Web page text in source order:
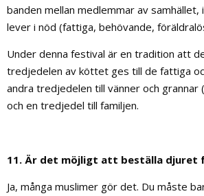
banden mellan medlemmar av samhället,
lever i nöd (fattiga, behövande,
Under denna festival är en tradition att
tredjedelen av köttet ges till de fattiga
andra tredjedelen till vänner och grannar
och en tredjedel till familjen.
11. Är det möjligt att beställa djuret
Ja, många muslimer gör det. Du måste